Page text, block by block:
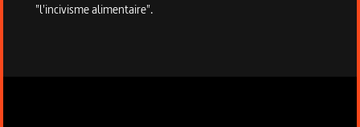
"l'incivisme alimentaire".